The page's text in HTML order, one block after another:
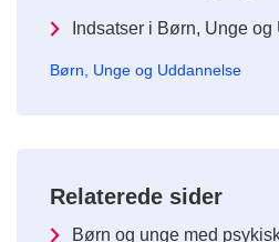
Indsatser i Børn, Unge
Børn, Unge og Uddannelse
Relaterede sider
Børn og unge med